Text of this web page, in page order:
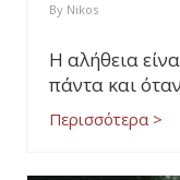
By Nikos
Η αλήθεια
πάντα και όταν
Περισσότερα >